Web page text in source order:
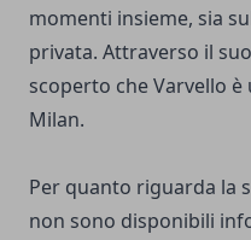
momenti insieme, sia
privata. Attraverso il
scoperto che Varvello
Milan.
Per quanto riguarda la
non sono disponibili